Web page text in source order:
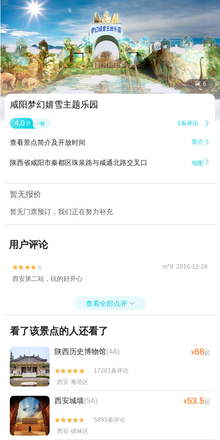
 6
咸阳梦幻嬉雪主题乐园
4.0 分 一般 1条评论 
查看景点简介及开放时间 简介 
陕西省咸阳市秦都区珠泉路与咸通北路交叉口 地图 
暂无报价
暂无门票预订，我们正在努力补充
用户评论

 m*8 2016-12-28
西安第二站，玩的好开心
查看全部点评 
看了该景点的人还看了
陕西历史博物馆(4A) ¥68起


17281条评论
西安·雁塔区
西安城墙(5A) ¥53.5起


5893条评论
西安·碑林区
